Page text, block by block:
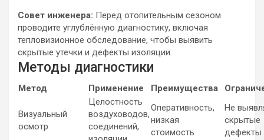
Совет инженера: Перед отопительным сезоном
проводите углублённую диагностику, включая
тепловизионное обследование, чтобы выявить
скрытые утечки и дефекты изоляции.
Методы диагностики
Метод Применение Преимущества
Визуальный
осмотр
Целостность
воздуховодов,
соединений,
Оперативность,
низкая
стоимость
Не
скрытые
дефекты